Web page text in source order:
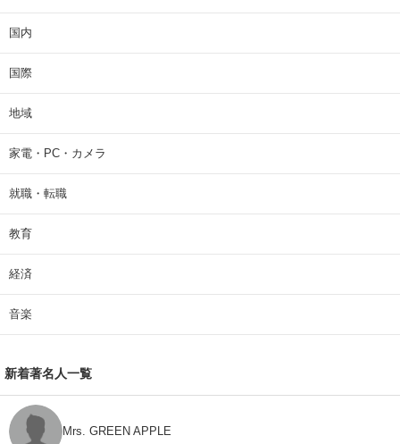
国内
国際
地域
家電・PC・カメラ
就職・転職
教育
経済
音楽
新着著名人一覧
Mrs. GREEN APPLE